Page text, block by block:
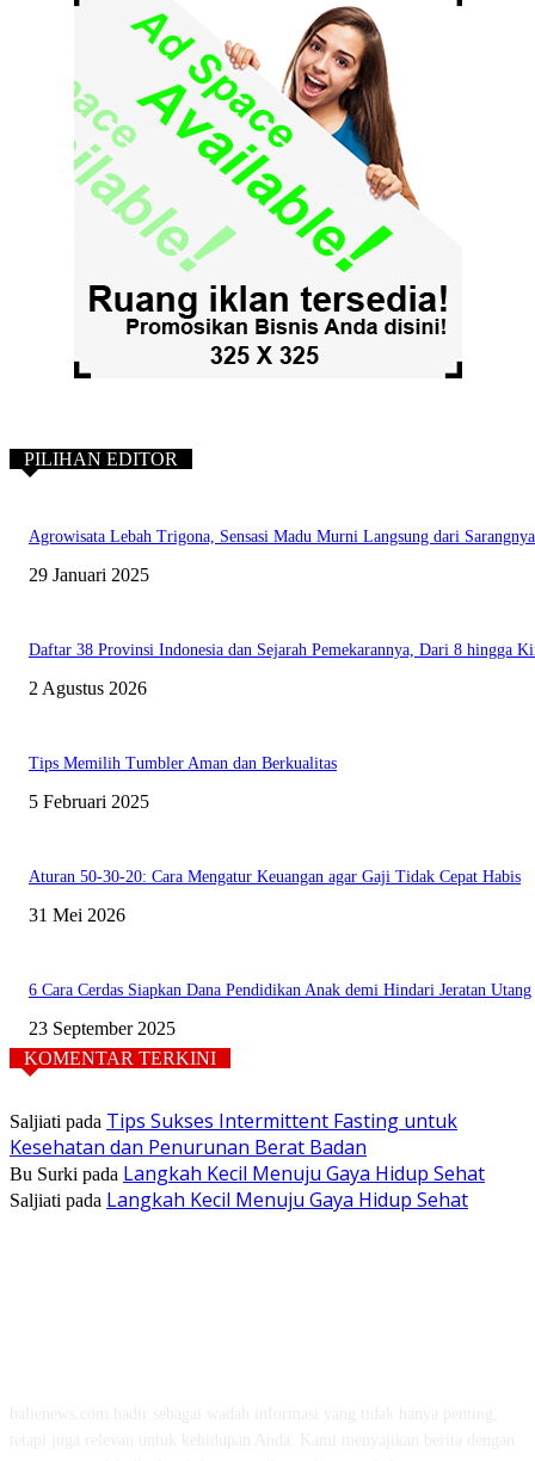
PILIHAN EDITOR
Agrowisata Lebah Trigona, Sensasi Madu Murni Langsung dari Sarangnya
29 Januari 2025
Daftar 38 Provinsi Indonesia dan Sejarah Pemekarannya, Dari 8 hingga
2 Agustus 2026
Tips Memilih Tumbler Aman dan Berkualitas
5 Februari 2025
Aturan 50-30-20: Cara Mengatur Keuangan agar Gaji Tidak Cepat Habis
31 Mei 2026
6 Cara Cerdas Siapkan Dana Pendidikan Anak demi Hindari Jeratan Utang
23 September 2025
KOMENTAR TERKINI
Saljiati pada Tips Sukses Intermittent Fasting untuk
Kesehatan dan Penurunan Berat Badan
Bu Surki pada Langkah Kecil Menuju Gaya Hidup Sehat
Saljiati pada Langkah Kecil Menuju Gaya Hidup Sehat